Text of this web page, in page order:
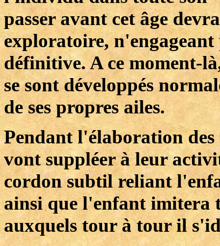
passer avant cet âge
exploratoire,
définitive. A ce moment-
se sont développés
de ses propres ailes.
Pendant l'élaboration
vont suppléer à leur
cordon subtil reliant
ainsi que l'enfant imitera
auxquels tour à tour il